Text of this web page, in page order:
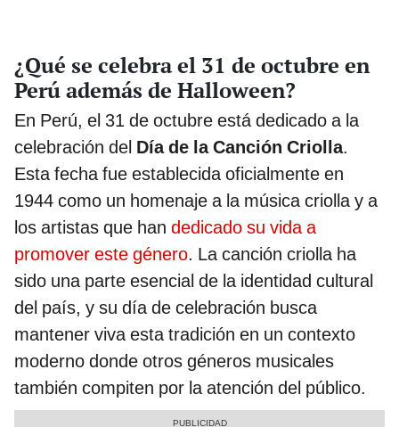
¿Qué se celebra el 31 de octubre en
Perú además de Halloween?
En Perú, el 31 de octubre está dedicado a la
celebración del Día de la Canción Criolla.
Esta fecha fue establecida oficialmente en
1944 como un homenaje a la música criolla y a
los artistas que han dedicado su vida a
promover este género. La canción criolla ha
sido una parte esencial de la identidad cultural
del país, y su día de celebración busca
mantener viva esta tradición en un contexto
moderno donde otros géneros musicales
también compiten por la atención del público.